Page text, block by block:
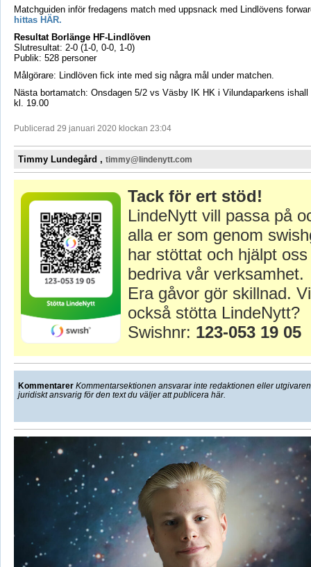
Matchguiden inför fredagens match med uppsnack med Lindlövens
hittas HÄR.
Resultat Borlänge HF-Lindlöven
Slutresultat: 2-0 (1-0, 0-0, 1-0)
Publik: 528 personer
Målgörare: Lindlöven fick inte med sig några mål under matchen.
Nästa bortamatch: Onsdagen 5/2 vs Väsby IK HK i Vilundaparkens
kl. 19.00
Publicerad 29 januari 2020 klockan 23:04
Timmy Lundegård , timmy@lindenytt.com
Tack för ert stöd!
LindeNytt vill passa på
alla er som genom
har stöttat och hjälpt
bedriva vår verksamhet.
Era gåvor gör skillnad.
också stötta LindeNytt?
Swishnr: 123-053 19 05
Kommentarer Kommentarsektionen ansvarar inte redaktionen eller
juridiskt ansvarig för den text du väljer att publicera här.